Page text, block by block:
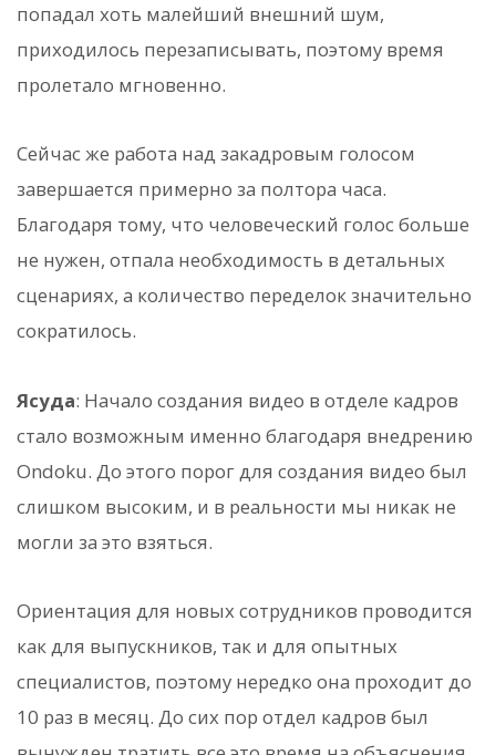
попадал хоть малейший внешний шум,
приходилось перезаписывать, поэтому время
пролетало мгновенно.
Сейчас же работа над закадровым голосом
завершается примерно за полтора часа.
Благодаря тому, что человеческий голос больше
не нужен, отпала необходимость в детальных
сценариях, а количество переделок значительно
сократилось.
Ясуда: Начало создания видео в отделе кадров
стало возможным именно благодаря внедрению
Ondoku. До этого порог для создания видео был
слишком высоким, и в реальности мы никак не
могли за это взяться.
Ориентация для новых сотрудников проводится
как для выпускников, так и для опытных
специалистов, поэтому нередко она проходит до
10 раз в месяц. До сих пор отдел кадров был